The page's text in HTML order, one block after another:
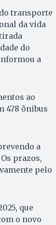
transporte
da vida
do
a
ao
478 ônibus
a
prazos,
pelo
que
o novo